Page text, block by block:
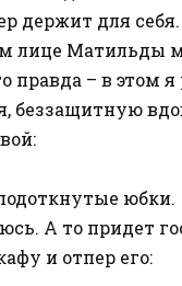
держит для себя.
лице Матильды
правда – в этом
беззащитную
юбки.
А то придет
и отпер его: